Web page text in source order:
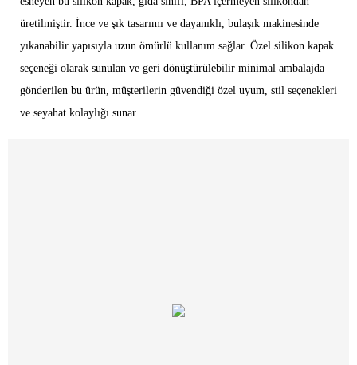
üretilmiştir. İnce ve şık tasarımı ve dayanıklı, bulaşık makinesinde
yıkanabilir yapısıyla uzun ömürlü kullanım sağlar. Özel silikon kapak
seçeneği olarak sunulan ve geri dönüştürülebilir minimal ambalajda
gönderilen bu ürün, müşterilerin güvendiği özel uyum, stil seçenekleri
ve seyahat kolaylığı sunar.